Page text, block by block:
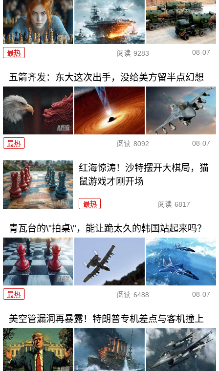
最热 阅读 9283 08-07
五箭齐发：东大这次出手，没给美方留半点幻想
最热 阅读 8092 08-07
红海惊涛！沙特摆开大棋局，猫
鼠游戏才刚开场
最热 阅读 6817
青瓦台的\"拍桌\"，能让跪太久的韩国站起来吗？
最热 阅读 6488 08-07
美空管漏洞再暴露！特朗普专机差点与客机撞上